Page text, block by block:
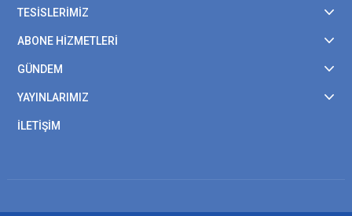
TESİSLERİMİZ
ABONE HİZMETLERİ
GÜNDEM
YAYINLARIMIZ
İLETİŞİM